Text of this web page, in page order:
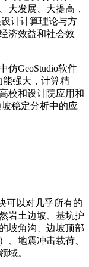
大发展、大提高，
计计算理论与方
济效益和社会效
仿GeoStudio软件
能强大，计算精
校和设计院应用和
稳定分析中的应
可以对几乎所有的
岩土边坡、基坑护
坡角沟、边坡顶部
、地震冲击载荷、
域。